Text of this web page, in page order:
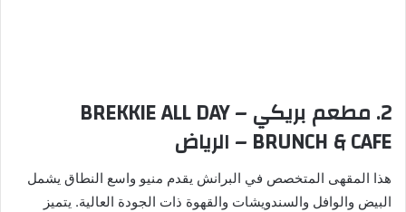
2. مطعم بريكي – BREKKIE ALL DAY
BRUNCH & CAFE – الرياض
هذا المقهى المتخصص في البرانش يقدم منيو واسع النطاق يشمل
البيض والوافل والسندويشات والقهوة ذات الجودة العالية. يتميز